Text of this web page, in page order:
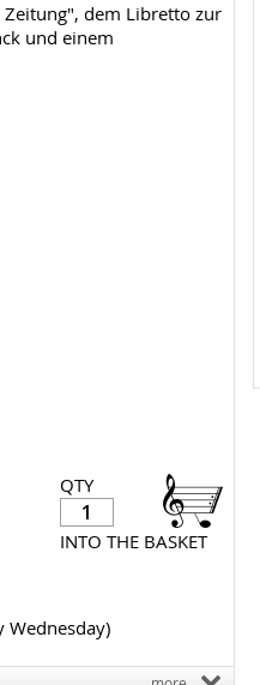
dem Libretto zur
und einem
QTY
INTO THE BASKET
Wednesday)